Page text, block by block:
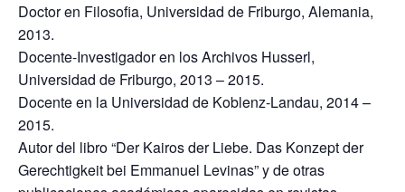
Doctor en Filosofia, Universidad de Friburgo, Alemania,
2013.
Docente-Investigador en los Archivos Husserl,
Universidad de Friburgo, 2013 – 2015.
Docente en la Universidad de Koblenz-Landau, 2014 –
2015.
Autor del libro “Der Kairos der Liebe. Das Konzept der
Gerechtigkeit bei Emmanuel Levinas” y de otras